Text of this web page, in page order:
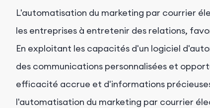
L'automatisation du marketing par courrier
les entreprises à entretenir des relations,
En exploitant les capacités d'un logiciel
des communications personnalisées et
efficacité accrue et d'informations
l'automatisation du marketing par courrier